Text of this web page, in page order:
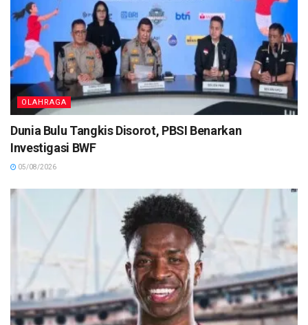
OLAHRAGA
Dunia Bulu Tangkis Disorot, PBSI Benarkan
Investigasi BWF
05/08/2026